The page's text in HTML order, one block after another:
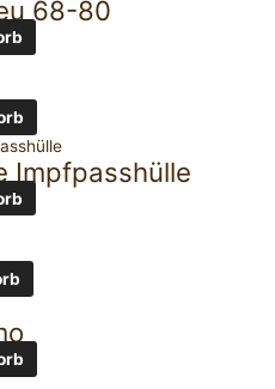
68-80
Impfpasshülle